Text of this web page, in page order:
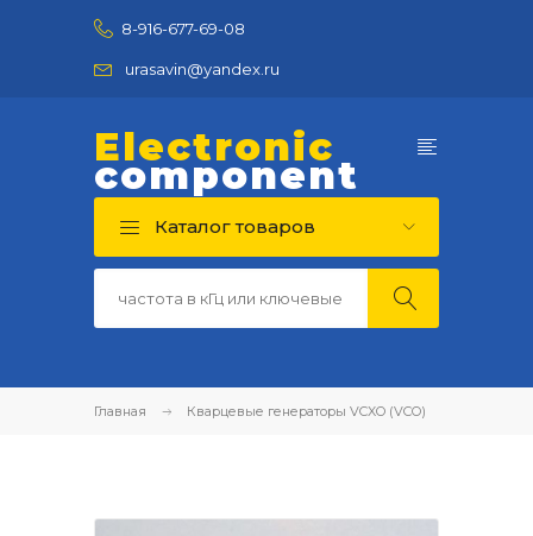
8-916-677-69-08
urasavin@yandex.ru
Electronic
component
Каталог товаров
Главная Кварцевые генераторы VCXO (VCO)